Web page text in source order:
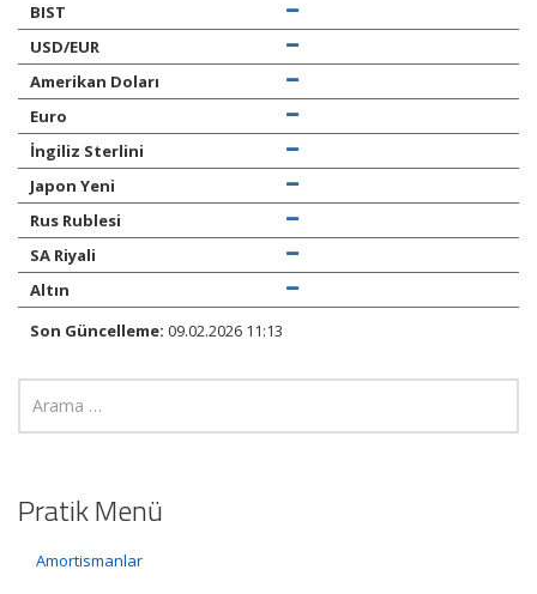
BIST
USD/EUR
Amerikan Doları
Euro
İngiliz Sterlini
Japon Yeni
Rus Rublesi
SA Riyali
Altın
Son Güncelleme: 09.02.2026 11:13
Pratik Menü
Amortismanlar